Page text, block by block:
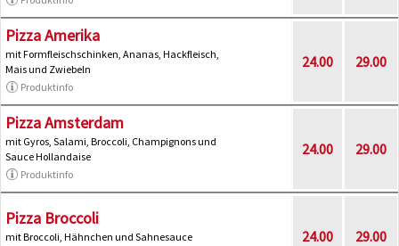
Pizza Amerika
mit Formfleischschinken, Ananas, Hackfleisch,
Mais und Zwiebeln
Produktinfo
24.00 29.00
Pizza Amsterdam
mit Gyros, Salami, Broccoli, Champignons und
Sauce Hollandaise
Produktinfo
24.00 29.00
Pizza Broccoli
mit Broccoli, Hähnchen und Sahnesauce
24.00 29.00